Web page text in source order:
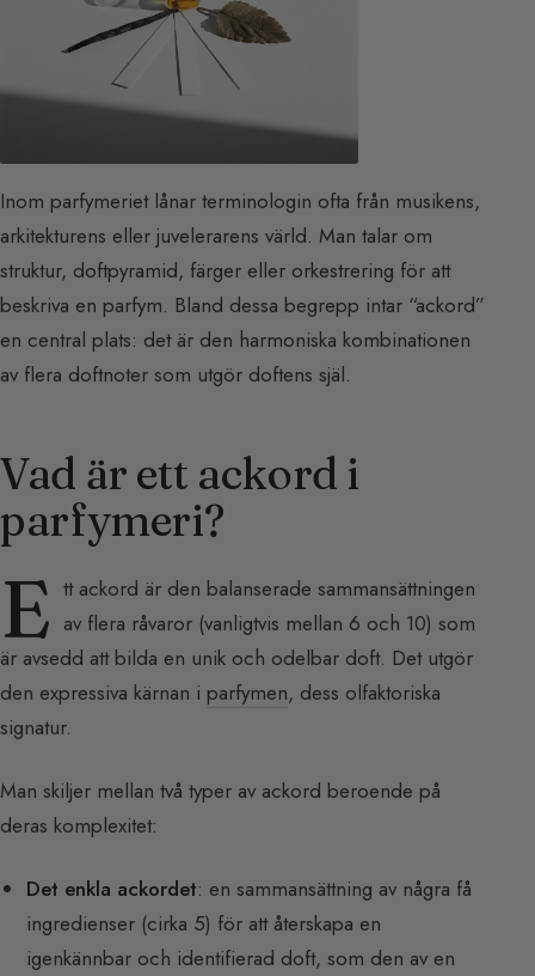
Inom parfymeriet lånar terminologin ofta från musikens,
arkitekturens eller juvelerarens värld. Man talar om
struktur, doftpyramid, färger eller orkestrering för att
beskriva en parfym. Bland dessa begrepp intar “ackord”
en central plats: det är den harmoniska kombinationen
av flera doftnoter som utgör doftens själ.
Vad är ett ackord i
parfymeri?
E tt ackord är den balanserade sammansättningen
av flera råvaror (vanligtvis mellan 6 och 10) som
är avsedd att bilda en unik och odelbar doft. Det utgör
den expressiva kärnan i parfymen, dess olfaktoriska
signatur.
Man skiljer mellan två typer av ackord beroende på
deras komplexitet:
Det enkla ackordet: en sammansättning av några få
ingredienser (cirka 5) för att återskapa en
igenkännbar och identifierad doft, som den av en